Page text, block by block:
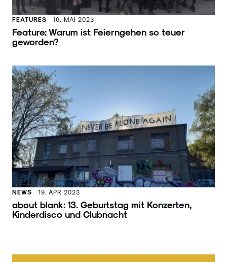
FEATURES 16. MAI 2023
Feature: Warum ist Feierngehen so teuer
geworden?
NEWS 19. APR 2023
about blank: 13. Geburtstag mit Konzerten,
Kinderdisco und Clubnacht